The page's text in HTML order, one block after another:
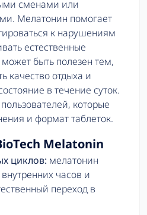
сменами или
Мелатонин помогает
к нарушениям
естественные
быть полезен тем,
качество отдыха и
в течение суток.
которые
и формат таблеток.
Melatonin
циклов: мелатонин
часов и
переход в